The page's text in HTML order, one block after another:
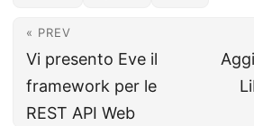
« PREV
Vi presento Eve il
framework per le
REST API Web